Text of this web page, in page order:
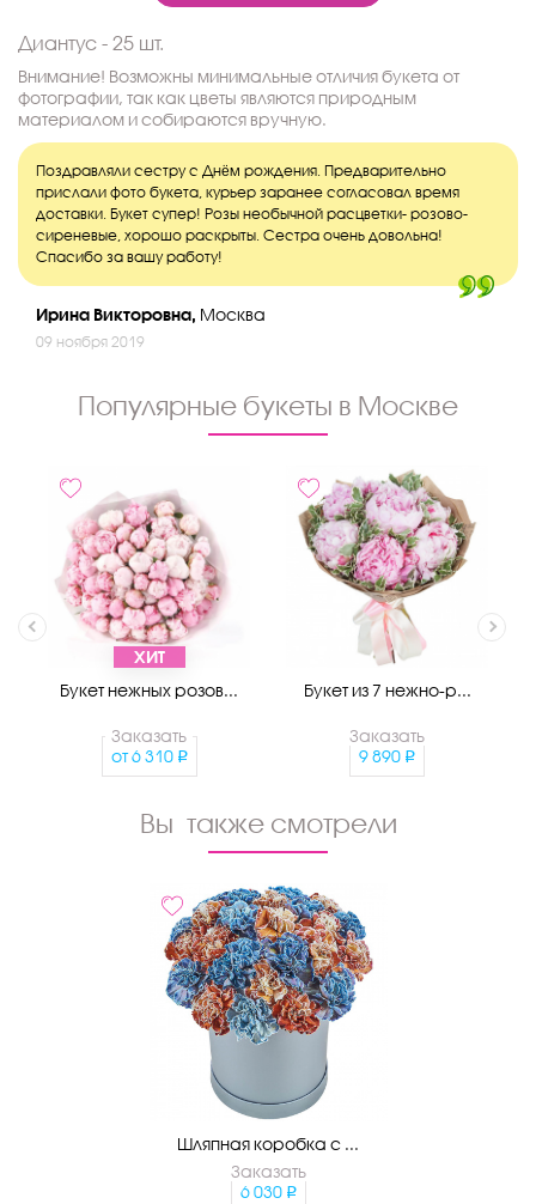
Диантус - 25 шт.
Внимание! Возможны минимальные отличия букета от
фотографии, так как цветы являются природным
материалом и собираются вручную.
Поздравляли сестру с Днём рождения. Предварительно
прислали фото букета, курьер заранее согласовал время
доставки. Букет супер! Розы необычной расцветки- розово-
сиреневые, хорошо раскрыты. Сестра очень довольна!
Спасибо за вашу работу!
Ирина Викторовна, Москва
09 ноября 2019
Популярные букеты в Москве
ХИТ
Букет нежных розов...
Заказать
от 6 310
Букет из 7 нежно-р...
Заказать
9 890
Вы также смотрели
Шляпная коробка с ...
Заказать
6 030